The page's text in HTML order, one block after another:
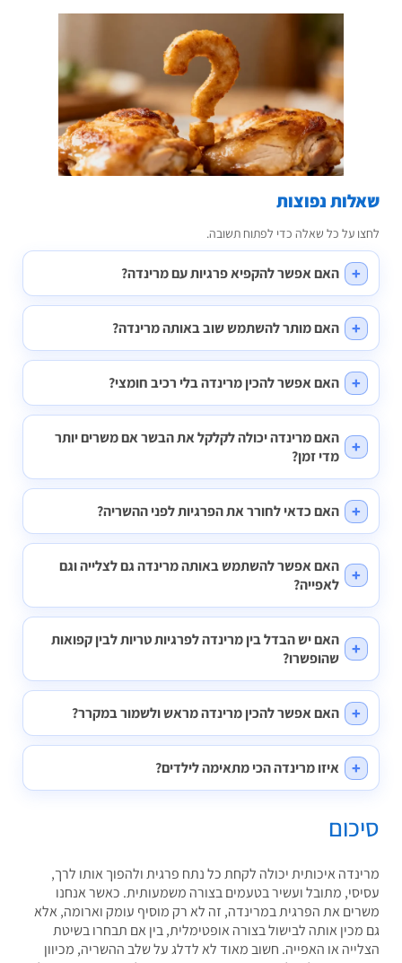
נפוצות
על כל שאלה כדי לפתוח תשובה.
האם אפשר להקפיא פרגיות עם מרינדה?
האם מותר להשתמש שוב באותה מרינדה?
האם אפשר להכין מרינדה בלי רכיב חומצי?
האם מרינדה יכולה לקלקל את הבשר אם משרים יותר
מדי זמן?
האם כדאי לחורר את הפרגיות לפני ההשריה?
האם אפשר להשתמש באותה מרינדה גם לצלייה וגם
לאפייה?
האם יש הבדל בין מרינדה לפרגיות טריות לבין קפואות
שהופשרו?
האם אפשר להכין מרינדה מראש ולשמור במקרר?
איזו מרינדה הכי מתאימה לילדים?
איכותית יכולה לקחת כל נתח פרגית ולהפוך אותו לרך,
מתובל ועשיר בטעמים בצורה משמעותית. כאשר אנחנו
את הפרגית במרינדה, זה לא רק מוסיף עומק וארומה, אלא
אותה לבישול בצורה אופטימלית, בין אם תבחרו בשיטת
או האפייה. חשוב מאוד לא לדלג על שלב ההשריה, מכיוון